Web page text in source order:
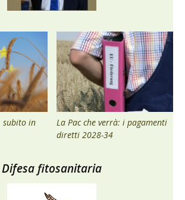
subito in
La Pac che verrà: i pagamenti
diretti 2028-34
Difesa fitosanitaria